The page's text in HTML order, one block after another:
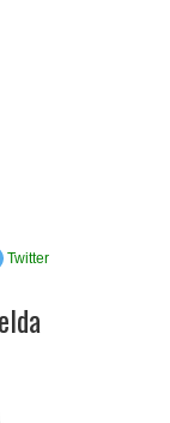
Twitter